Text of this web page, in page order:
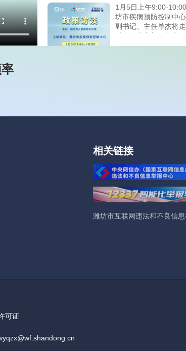
1月5日上午9:00-
坊市疾病预防控制中
副书记、主任单杰将
访谈》栏目直播间，
沧州遇见潍坊 这碗羊
胃又暖心
相关链接
潍坊市互联网违法和不良信
可证